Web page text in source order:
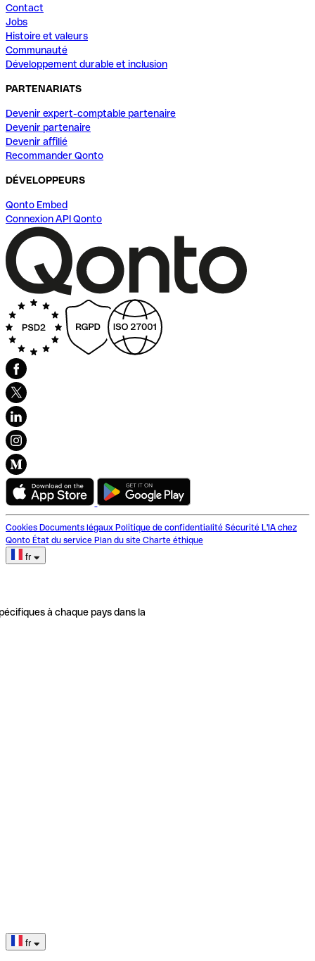
Contact
Jobs
Histoire et valeurs
Communauté
Développement durable et inclusion
PARTENARIATS
Devenir expert-comptable partenaire
Devenir partenaire
Devenir affilié
Recommander Qonto
DÉVELOPPEURS
Qonto Embed
Connexion API Qonto
Cookies Documents légaux Politique de confidentialité Sécurité L'IA chez
Qonto État du service Plan du site Charte éthique
fr
à chaque pays dans la
fr